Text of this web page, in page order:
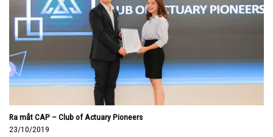
Ra mắt CAP – Club of Actuary Pioneers
23/10/2019